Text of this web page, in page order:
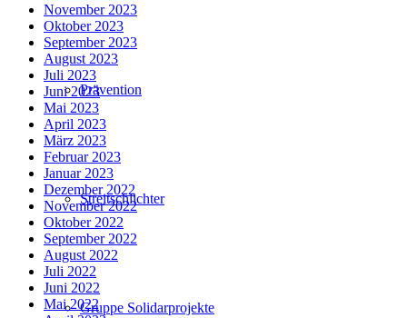
Prävention
Streitschlichter
Gruppe Solidarprojekte
November 2023
Oktober 2023
September 2023
August 2023
Juli 2023
Juni 2023
Mai 2023
April 2023
März 2023
Februar 2023
Januar 2023
Dezember 2022
November 2022
Oktober 2022
September 2022
August 2022
Juli 2022
Juni 2022
Mai 2022